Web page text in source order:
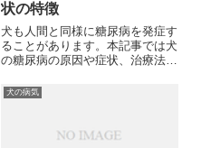
状の特徴
犬も人間と同様に糖尿病を発症す
ることがあります。本記事では犬
の糖尿病の原因や症状、治療法に
説します。愛犬の健康を守るため
犬の病気